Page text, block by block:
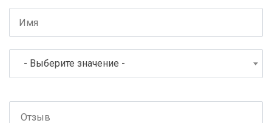
- Выберите значение -